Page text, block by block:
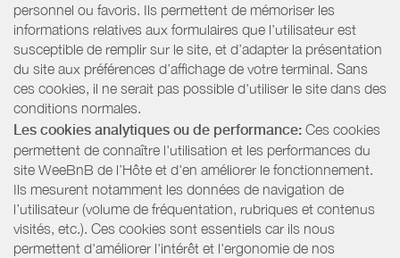
personnel ou favoris. Ils permettent de mémoriser les
informations relatives aux formulaires que l’utilisateur est
susceptible de remplir sur le site, et d’adapter la présentation
du site aux préférences d’affichage de votre terminal. Sans
ces cookies, il ne serait pas possible d'utiliser le site dans des
conditions normales.
Les cookies analytiques ou de performance: Ces cookies
permettent de connaître l'utilisation et les performances du
site WeeBnB de l’Hôte et d'en améliorer le fonctionnement.
Ils mesurent notamment les données de navigation de
l’utilisateur (volume de fréquentation, rubriques et contenus
visités, etc.). Ces cookies sont essentiels car ils nous
permettent d'améliorer l'intérêt et l'ergonomie de nos